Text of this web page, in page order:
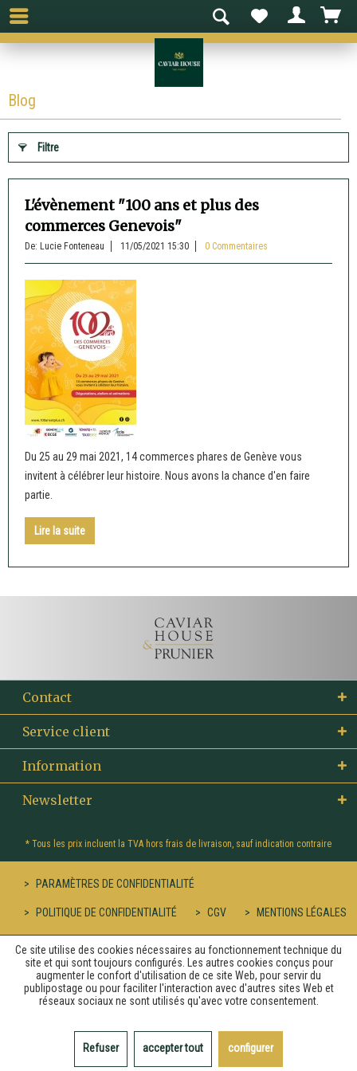
Blog
Filtre
L'évènement "100 ans et plus des
commerces Genevois"
De: Lucie Fonteneau 11/05/2021 15:30 0 Commentaires
Du 25 au 29 mai 2021, 14 commerces phares de Genève vous
invitent à célébrer leur histoire. Nous avons la chance d'en faire
partie.
Lire la suite
Contact
Service client
Information
Newsletter
* Tous les prix incluent la TVA hors frais de livraison, sauf indication contraire
PARAMÈTRES DE CONFIDENTIALITÉ
POLITIQUE DE CONFIDENTIALITÉ CGV MENTIONS LÉGALES
Ce site utilise des cookies nécessaires au fonctionnement technique du
site et qui sont toujours configurés. Les autres cookies conçus pour
augmenter le confort d'utilisation de ce site Web, pour servir du
publipostage ou pour faciliter l'interaction avec d'autres sites Web et
réseaux sociaux ne sont utilisés qu'avec votre consentement.
Refuser accepter tout configurer